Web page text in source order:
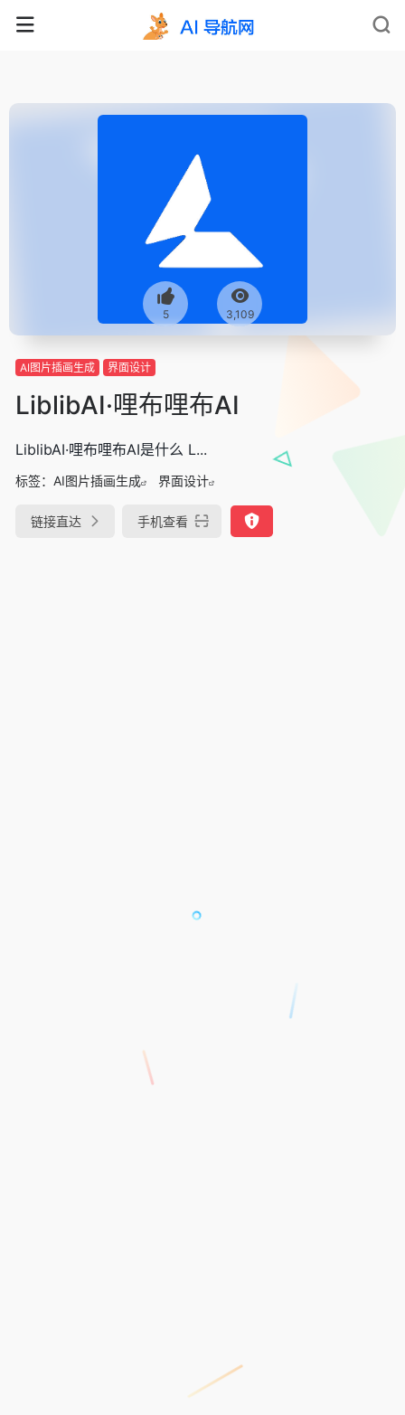
5 3,109
AI图片插画生成 界面设计
LiblibAI·哩布哩布AI
LiblibAI·哩布哩布AI是什么 L...
标签： AI图片插画生成 界面设计
链接直达 手机查看